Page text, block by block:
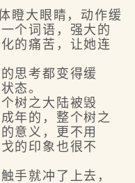
大眼睛，动作缓
个词语，强大的
的痛苦，让她连
思考都变得缓
态。
树之大陆被毁
年的，整个树之
意义，更不用
的印象也很不
就冲了上去，